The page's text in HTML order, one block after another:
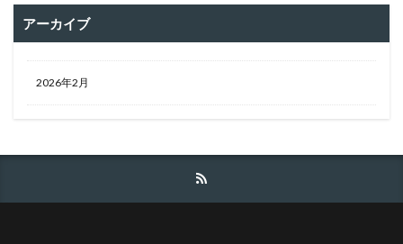
アーカイブ
2026年2月